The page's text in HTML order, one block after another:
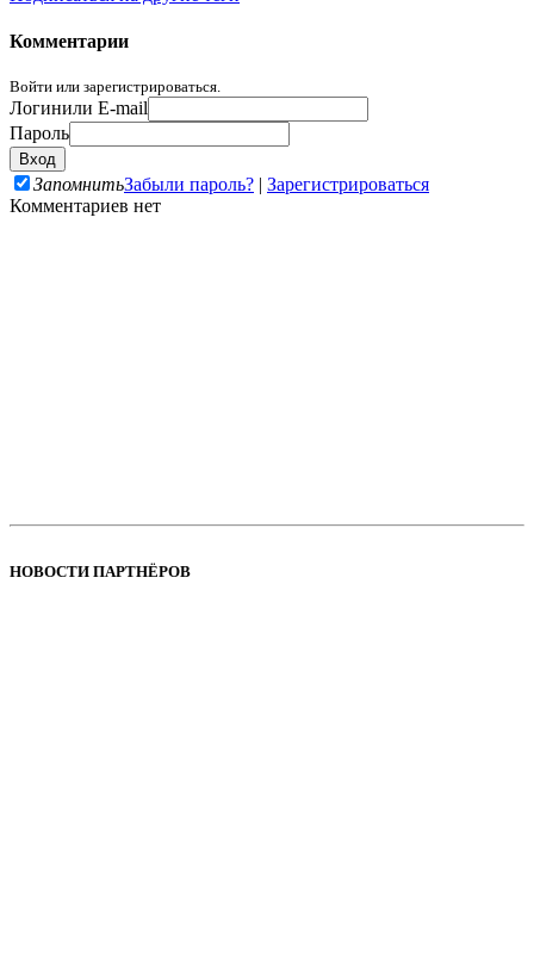
Комментарии
Войти или зарегистрироваться.
Логинили E-mail
Пароль
ЗапомнитьЗабыли пароль? | Зарегистрироваться
Комментариев нет
НОВОСТИ ПАРТНЁРОВ